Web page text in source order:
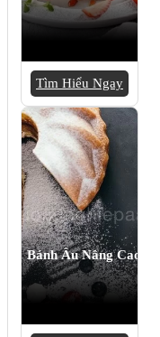
Tìm Hiểu Ngay
Bánh Âu Nâng Cao